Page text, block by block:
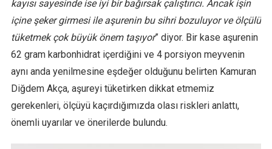
kayısı sayesinde ise iyi bir bağırsak çalıştırıcı. Ancak işin
içine şeker girmesi ile aşurenin bu sihri bozuluyor ve ölçülü
tüketmek çok büyük önem taşıyor” diyor. Bir kase aşurenin
62 gram karbonhidrat içerdiğini ve 4 porsiyon meyvenin
aynı anda yenilmesine eşdeğer olduğunu belirten Kamuran
Diğdem Akça, aşureyi tüketirken dikkat etmemiz
gerekenleri, ölçüyü kaçırdığımızda olası riskleri anlattı,
önemli uyarılar ve önerilerde bulundu.